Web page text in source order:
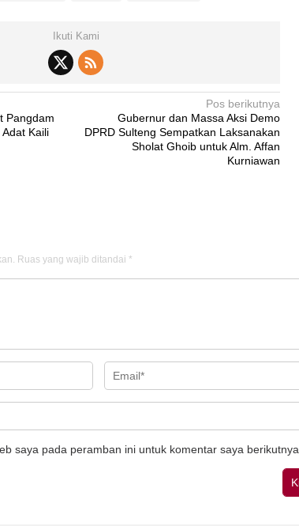
Ikuti Kami
Pangdam
Kaili
Pos berikutnya
Gubernur dan Massa Aksi Demo
DPRD Sulteng Sempatkan Laksanakan
Sholat Ghoib untuk Alm. Affan
Kurniawan
Ruas yang wajib ditandai *
saya pada peramban ini untuk komentar saya berikutnya.